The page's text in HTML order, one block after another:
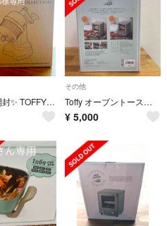
✨新品未開封✨ TOFFY ふわふわかき氷器 K-HIS1-PAW
その他
Toffy オーブントースター ペールアクア K-TS4-PA
¥ 5,000